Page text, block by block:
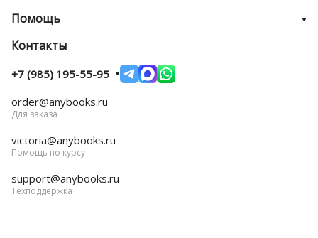
Помощь
Контакты
+7 (985) 195-55-95
order@anybooks.ru
Для заказа
victoria@anybooks.ru
Помощь по курсу
support@anybooks.ru
Техподдержка